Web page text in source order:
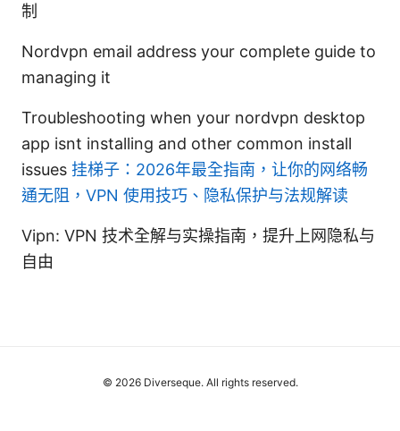
制
Nordvpn email address your complete guide to
managing it
Troubleshooting when your nordvpn desktop
app isnt installing and other common install
issues 挂梯子：2026年最全指南，让你的网络畅
通无阻，VPN 使用技巧、隐私保护与法规解读
Vipn: VPN 技术全解与实操指南，提升上网隐私与
自由
© 2026 Diverseque. All rights reserved.